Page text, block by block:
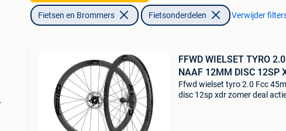
Fietsen en Brommers Fietsonderdelen Verwijder
FFWD WIELSET TYRO
NAAF 12MM DISC 12SP
Ffwd wielset tyro 2.0 Fcc
disc 12sp xdr zomer deal